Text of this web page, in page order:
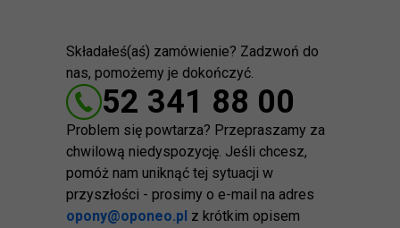
Składałeś(aś) zamówienie? Zadzwoń do
nas, pomożemy je dokończyć.
52 341 88 00
Problem się powtarza? Przepraszamy za
chwilową niedyspozycję. Jeśli chcesz,
pomóż nam uniknąć tej sytuacji w
przyszłości - prosimy o e-mail na adres
opony@oponeo.pl z krótkim opisem